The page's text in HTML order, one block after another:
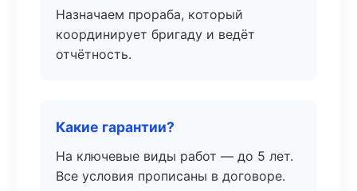
Назначаем прораба, который
координирует бригаду и ведёт
отчётность.
Какие гарантии?
На ключевые виды работ — до 5 лет.
Все условия прописаны в договоре.